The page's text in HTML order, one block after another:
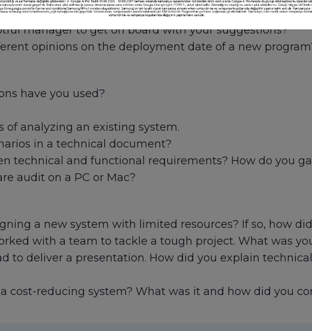
changes in user requirements?
manager to get on board with your suggestions?
opinions on the deployment date of a new
have you used?
of analyzing an existing system.
in a technical document?
technical and functional requirements? How do you
audit on a PC or Mac?
a new system with limited resources? If so, how
with a team to tackle a tough project. What was
to deliver a presentation. How did you explain
cost-reducing system? What was it and how did you